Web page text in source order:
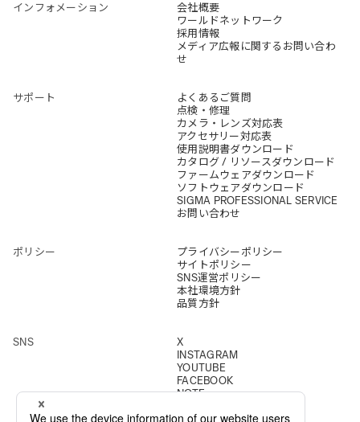
インフォメーション
会社概要
ワールドネットワーク
採用情報
メディア広報に関するお問い合わ
せ
サポート
よくあるご質問
点検・修理
カメラ・レンズ対応表
アクセサリー対応表
使用説明書ダウンロード
カタログ / リソースダウンロード
ファームウェアダウンロード
ソフトウェアダウンロード
SIGMA PROFESSIONAL SERVICE
お問い合わせ
ポリシー
プライバシーポリシー
サイトポリシー
SNS運営ポリシー
本社環境方針
品質方針
SNS
X
INSTAGRAM
YOUTUBE
FACEBOOK
NOTE